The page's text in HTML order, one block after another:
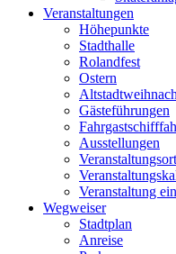
Veranstaltungen
Höhepunkte
Stadthalle
Rolandfest
Ostern
Gästeführungen
Ausstellungen
Veranstaltung
Wegweiser
Stadtplan
Anreise